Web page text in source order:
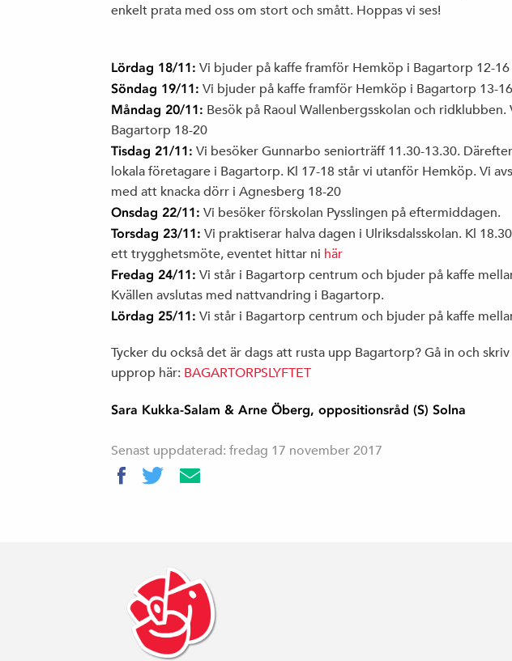
enkelt prata med oss om stort och smått. Hoppas vi ses!
Lördag 18/11: Vi bjuder på kaffe framför Hemköp i Bagartorp 12-16
Söndag 19/11: Vi bjuder på kaffe framför Hemköp i Bagartorp 13-16
Måndag 20/11: Besök på Raoul Wallenbergsskolan och ridklubben.
Bagartorp 18-20
Tisdag 21/11: Vi besöker Gunnarbo seniorträff 11.30-13.30.
lokala företagare i Bagartorp. Kl 17-18 står vi utanför Hemköp. Vi
med att knacka dörr i Agnesberg 18-20
Onsdag 22/11: Vi besöker förskolan Pysslingen på eftermiddagen.
Torsdag 23/11: Vi praktiserar halva dagen i Ulriksdalsskolan. Kl
ett trygghetsmöte, eventet hittar ni här
Fredag 24/11: Vi står i Bagartorp centrum och bjuder på kaffe
Kvällen avslutas med nattvandring i Bagartorp.
Lördag 25/11: Vi står i Bagartorp centrum och bjuder på kaffe
Tycker du också det är dags att rusta upp Bagartorp? Gå in och
upprop här: BAGARTORPSLYFTET
Sara Kukka-Salam & Arne Öberg, oppositionsråd (S) Solna
Senast uppdaterad: fredag 17 november 2017